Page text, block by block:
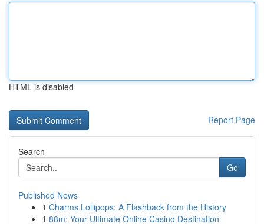
HTML is disabled
Report Page
Search
Go
Published News
1 Charms Lollipops: A Flashback from the History
1 88m: Your Ultimate Online Casino Destination